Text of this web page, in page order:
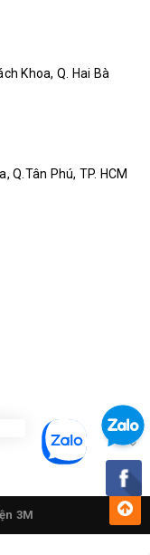
Khoa, Q. Hai Bà
Q.Tân Phú, TP. HCM
3M